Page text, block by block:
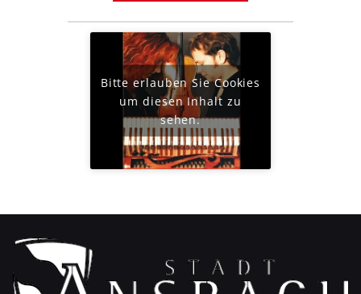
Bitte erlauben Sie Cookies
um diesen Inhalt zu
sehen.